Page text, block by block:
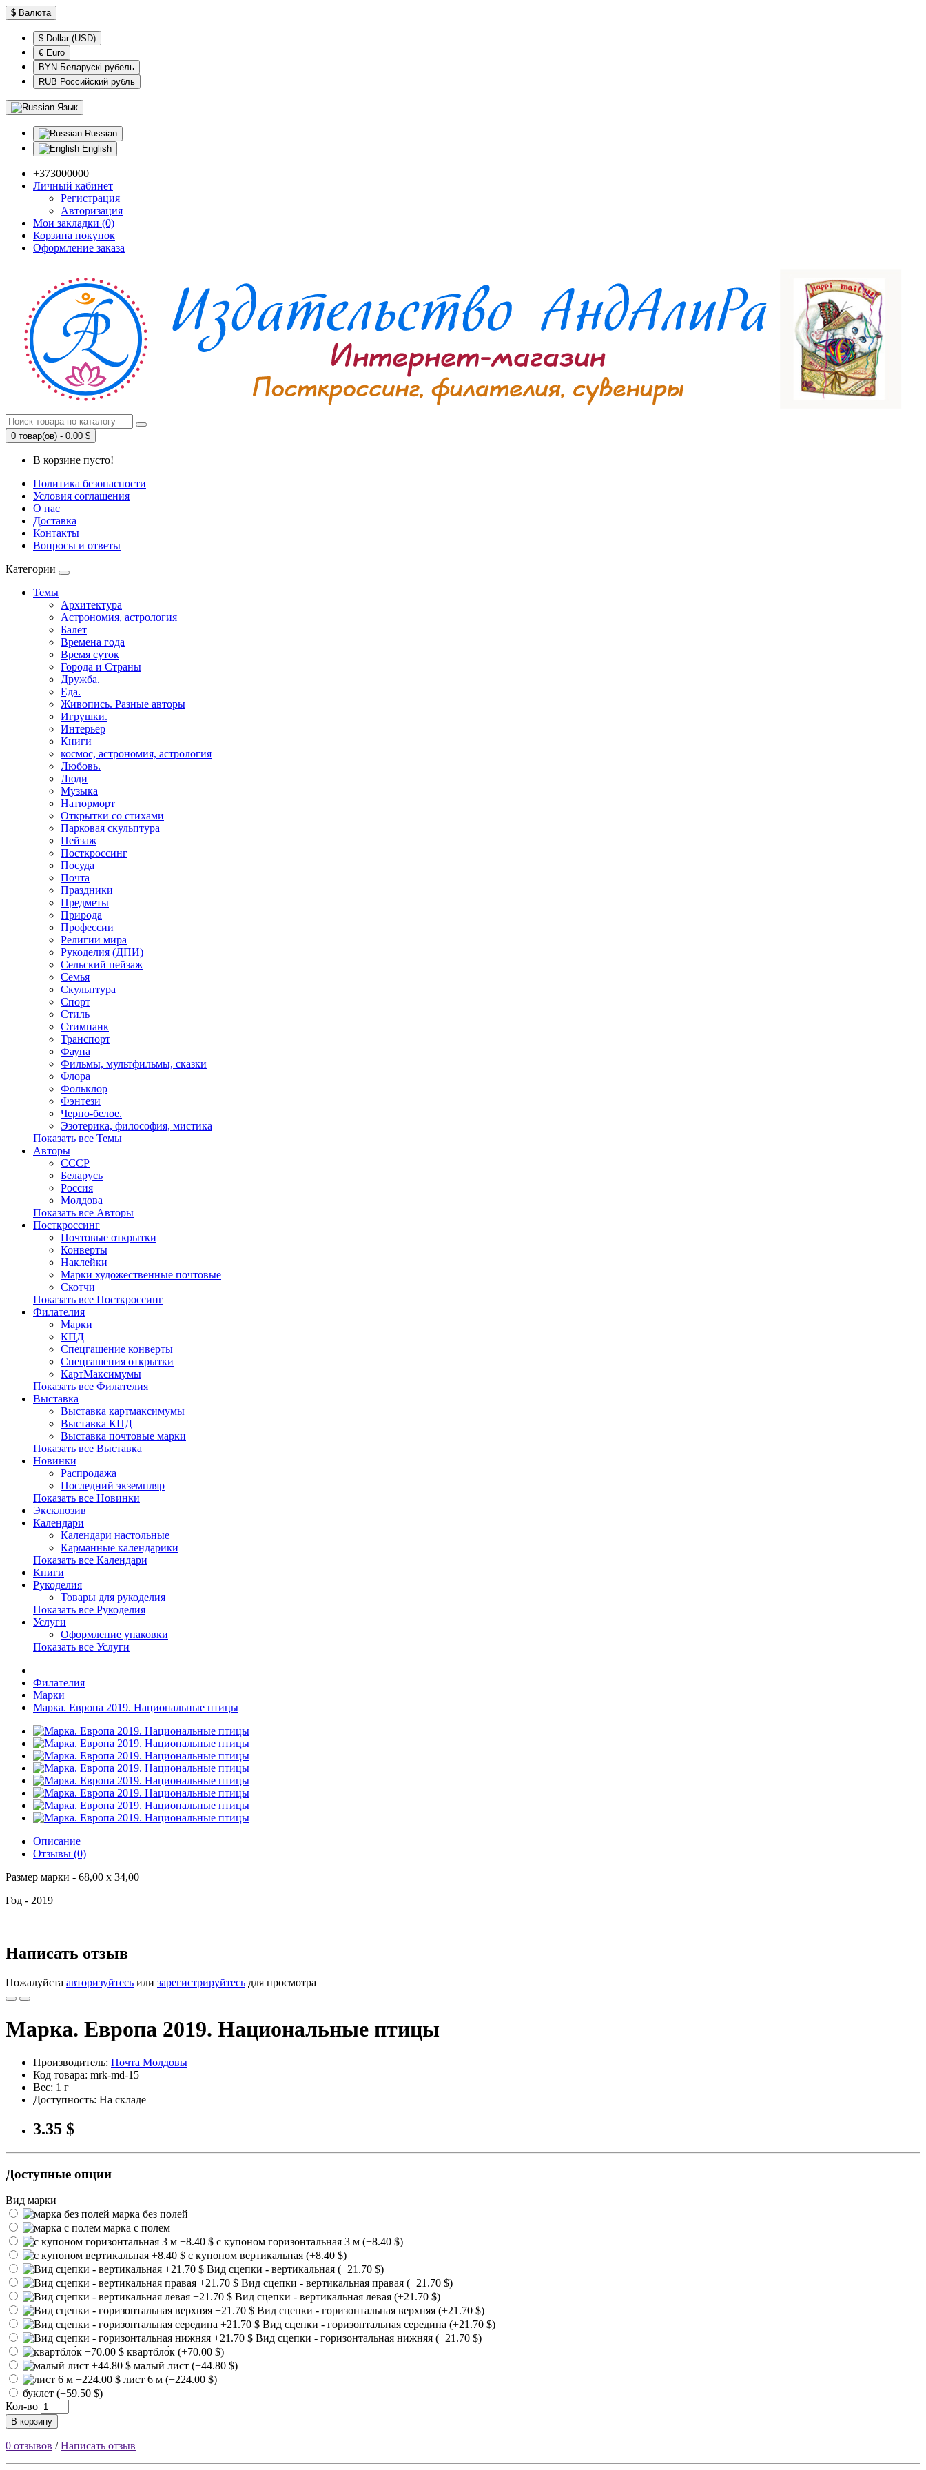
$ Валюта
$ Dollar (USD)
€ Euro
BYN Беларускі рубель
RUB Российский рубль
Язык
Russian
English
+373000000
Личный кабинет
Регистрация
Авторизация
Мои закладки (0)
Корзина покупок
Оформление заказа
0 товар(ов) - 0.00 $
В корзине пусто!
Политика безопасности
Условия соглашения
О нас
Доставка
Контакты
Вопросы и ответы
Категории
Темы
Архитектура
Астрономия, астрология
Балет
Времена года
Время суток
Города и Страны
Дружба.
Еда.
Живопись. Разные авторы
Игрушки.
Интерьер
Книги
космос, астрономия, астрология
Любовь.
Люди
Музыка
Натюрморт
Открытки со стихами
Парковая скульптура
Пейзаж
Посткроссинг
Посуда
Почта
Праздники
Предметы
Природа
Профессии
Религии мира
Рукоделия (ДПИ)
Сельский пейзаж
Семья
Скульптура
Спорт
Стиль
Стимпанк
Транспорт
Фауна
Фильмы, мультфильмы, сказки
Флора
Фольклор
Фэнтези
Черно-белое.
Эзотерика, философия, мистика
Показать все Темы
Авторы
СССР
Беларусь
Россия
Молдова
Показать все Авторы
Посткроссинг
Почтовые открытки
Конверты
Наклейки
Марки художественные почтовые
Скотчи
Показать все Посткроссинг
Филателия
Марки
КПД
Спецгашение конверты
Спецгашения открытки
КартМаксимумы
Показать все Филателия
Выставка
Выставка картмаксимумы
Выставка КПД
Выставка почтовые марки
Показать все Выставка
Новинки
Распродажа
Последний экземпляр
Показать все Новинки
Эксклюзив
Календари
Календари настольные
Карманные календарики
Показать все Календари
Книги
Рукоделия
Товары для рукоделия
Показать все Рукоделия
Услуги
Оформление упаковки
Показать все Услуги
Филателия
Марки
Марка. Европа 2019. Национальные птицы
Описание
Отзывы (0)
Размер марки - 68,00 x 34,00
Год - 2019
Написать отзыв
Пожалуйста авторизуйтесь или зарегистрируйтесь для просмотра
Марка. Европа 2019. Национальные птицы
Производитель: Почта Молдовы
Код товара: mrk-md-15
Вес: 1 г
Доступность: На складе
3.35 $
Доступные опции
Вид марки
марка без полей
марка с полем
с купоном горизонтальная 3 м (+8.40 $)
с купоном вертикальная (+8.40 $)
Вид сцепки - вертикальная (+21.70 $)
Вид сцепки - вертикальная правая (+21.70 $)
Вид сцепки - вертикальная левая (+21.70 $)
Вид сцепки - горизонтальная верхняя (+21.70 $)
Вид сцепки - горизонтальная середина (+21.70 $)
Вид сцепки - горизонтальная нижняя (+21.70 $)
квартбло́к (+70.00 $)
малый лист (+44.80 $)
лист 6 м (+224.00 $)
буклет (+59.50 $)
Кол-во
В корзину
0 отзывов /Написать отзыв